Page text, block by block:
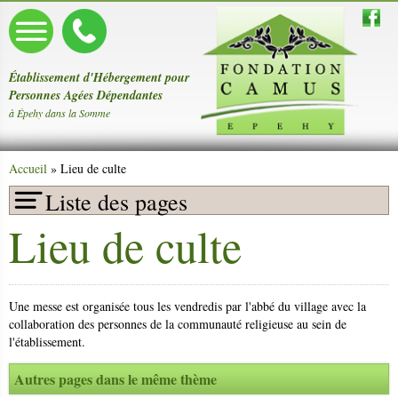
Établissement d'Hébergement pour
Personnes Agées Dépendantes
à Épehy dans la Somme
Accueil » Lieu de culte
Liste des pages
Présentation
Le personnel
Pôle d'Activités et de Soins Adaptés
Maladie d'Alzheimer
Lieu de culte
Une messe est organisée tous les vendredis par l'abbé du village avec la
collaboration des personnes de la communauté religieuse au sein de
l'établissement.
Autres pages dans le même thème